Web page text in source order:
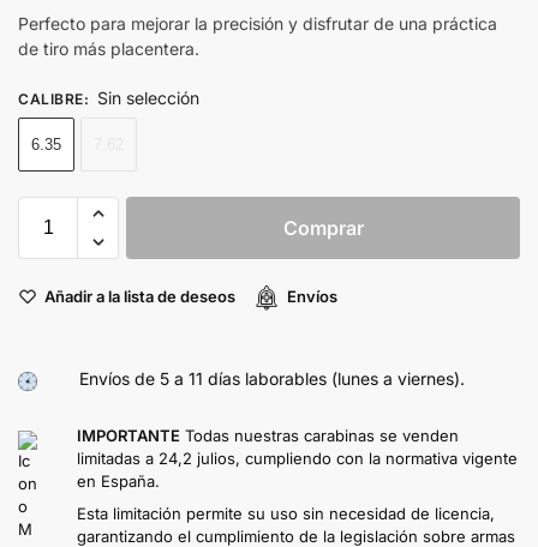
Perfecto para mejorar la precisión y disfrutar de una práctica
de tiro más placentera.
CALIBRE: Sin selección
6.35
Comprar
Añadir a la lista de deseos Envíos
Envíos de 5 a 11 días laborables (lunes a viernes).
IMPORTANTE Todas nuestras carabinas se venden
limitadas a 24,2 julios, cumpliendo con la normativa vigente
en España.
Esta limitación permite su uso sin necesidad de licencia,
garantizando el cumplimiento de la legislación sobre armas